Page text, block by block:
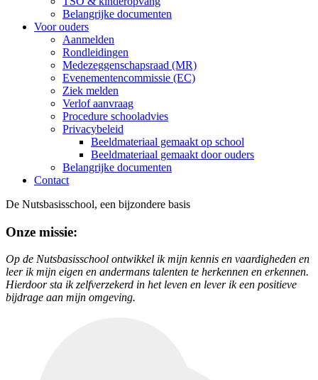
Belangrijke documenten
Voor ouders
Aanmelden
Rondleidingen
Medezeggenschapsraad (MR)
Evenementencommissie (EC)
Ziek melden
Verlof aanvraag
Procedure schooladvies
Privacybeleid
Beeldmateriaal gemaakt op school
Beeldmateriaal gemaakt door ouders
Belangrijke documenten
Contact
De Nutsbasisschool, een bijzondere basis
Onze missie:
Op de Nutsbasisschool ontwikkel ik mijn kennis en vaardigheden en
leer ik mijn eigen en andermans talenten te herkennen en erkennen.
Hierdoor sta ik zelfverzekerd in het leven en lever ik een positieve
bijdrage aan mijn omgeving.